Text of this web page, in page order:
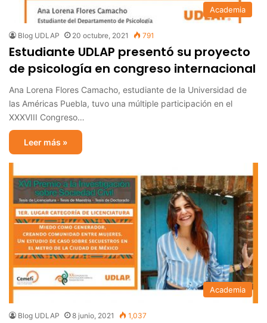
Academia
Blog UDLAP 20 octubre, 2021 791
Estudiante UDLAP presentó su proyecto
de psicología en congreso internacional
Ana Lorena Flores Camacho, estudiante de la Universidad de
las Américas Puebla, tuvo una múltiple participación en el
XXXVIII Congreso…
Leer más »
Academia
Blog UDLAP 8 junio, 2021 1,037